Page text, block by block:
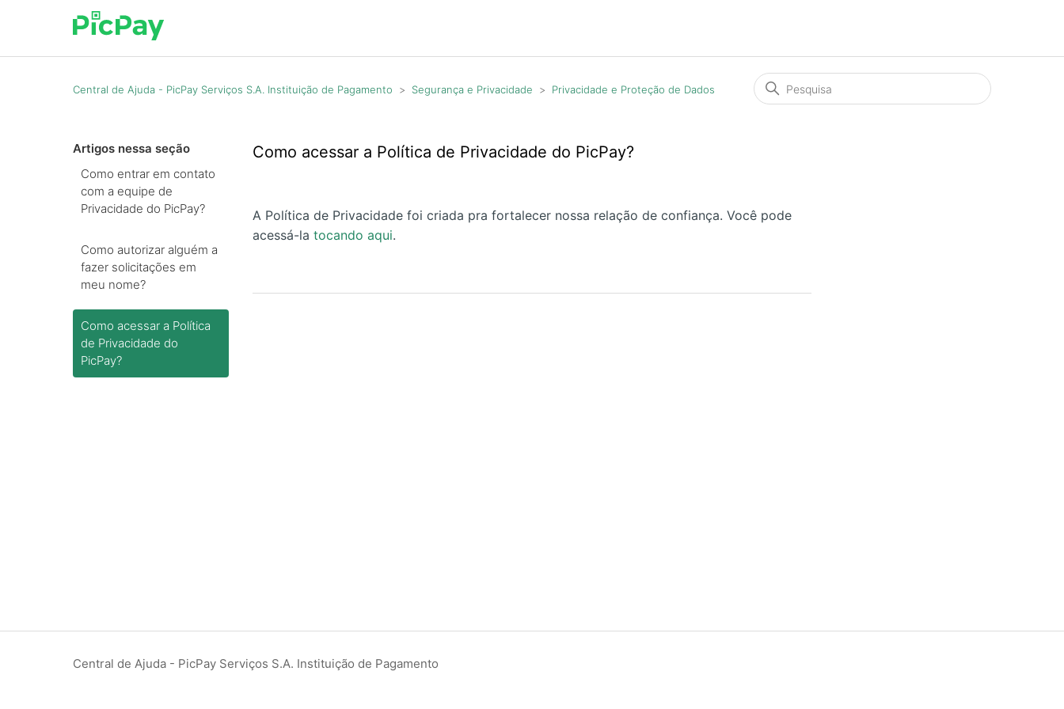
Central de Ajuda - PicPay Serviços S.A. Instituição de Pagamento Segurança e Privacidade Privacidade e Proteção de Dados
Artigos nessa seção
Como entrar em contato
com a equipe de
Privacidade do PicPay?
Como autorizar alguém a
fazer solicitações em
meu nome?
Como acessar a Política
de Privacidade do
PicPay?
Como acessar a Política de Privacidade do PicPay?
A Política de Privacidade foi criada pra fortalecer nossa relação de confiança. Você pode
acessá-latocando aqui.
Central de Ajuda - PicPay Serviços S.A. Instituição de Pagamento